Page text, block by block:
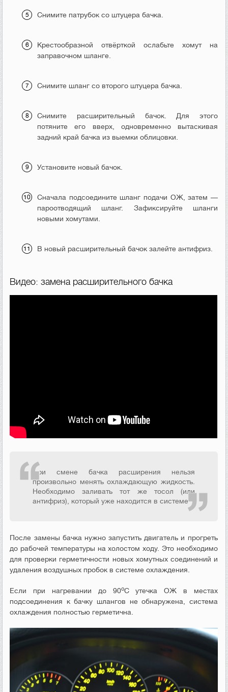
Снимите патрубок со штуцера бачка.
Крестообразной отвёрткой ослабьте хомут на
заправочном шланге.
Снимите шланг со второго штуцера бачка.
Снимите расширительный бачок. Для этого
потяните его вверх, одновременно вытаскивая
задний край бачка из выемки облицовки.
Установите новый бачок.
Сначала подсоедините шланг подачи ОЖ, затем —
пароотводящий шланг. Зафиксируйте шланги
новыми хомутами.
В новый расширительный бачок залейте антифриз.
Видео: замена расширительного бачка
При смене бачка расширения нельзя
произвольно менять охлаждающую жидкость.
Необходимо заливать тот же тосол (или
антифриз), который уже находится в системе.
После замены бачка нужно запустить двигатель и прогреть
до рабочей температуры на холостом ходу. Это необходимо
для проверки герметичности новых хомутных соединений и
удаления воздушных пробок в системе охлаждения.
Если при нагревании до 90оС утечка ОЖ в местах
подсоединения к бачку шлангов не обнаружена, система
охлаждения полностью герметична.